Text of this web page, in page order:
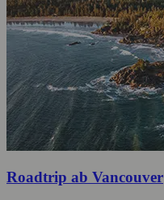
Roadtrip ab Vancouver